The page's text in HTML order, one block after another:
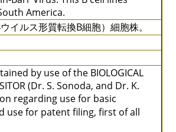
America.
イルス形質転換B細胞）細胞株。
by use of the BIOLOGICAL
(Dr. S. Sonoda, and Dr. K.
regarding use for basic
use for patent filing, first of all